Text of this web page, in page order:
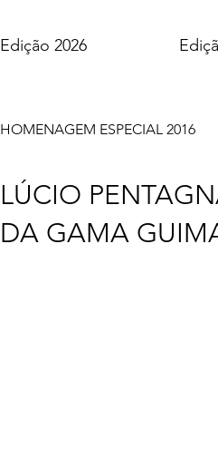
Edição 2026
HOMENAGEM ESPECIAL 2016
LÚCIO
DA GAMA